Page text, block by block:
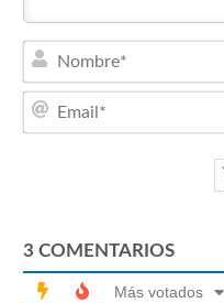
3 COMENTARIOS
Más votados